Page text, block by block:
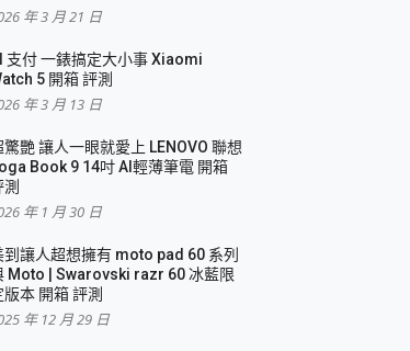
年 3 月 21 日
支付 一錶搞定大小事 Xiaomi
5 開箱 評測
年 3 月 13 日
驚艷 讓人一眼就愛上 LENOVO 聯想
Book 9 14吋 AI輕薄筆電 開箱
測
年 1 月 30 日
到讓人超想擁有 moto pad 60 系列
Moto | Swarovski razr 60 冰藍限
版本 開箱 評測
年 12 月 29 日